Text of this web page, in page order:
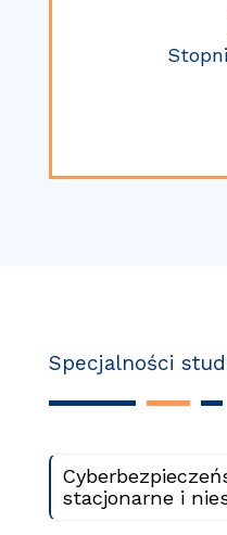
Specjalności
stacjonarne i